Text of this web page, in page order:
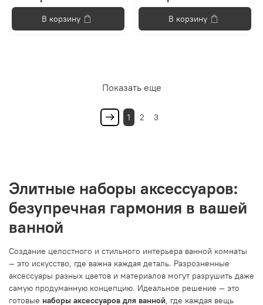
В корзину В корзину
Показать еще
1 2 3
Элитные наборы аксессуаров:
безупречная гармония в вашей
ванной
Создание целостного и стильного интерьера ванной комнаты
— это искусство, где важна каждая деталь. Разрозненные
аксессуары разных цветов и материалов могут разрушить даже
самую продуманную концепцию. Идеальное решение — это
готовые наборы аксессуаров для ванной , где каждая вещь